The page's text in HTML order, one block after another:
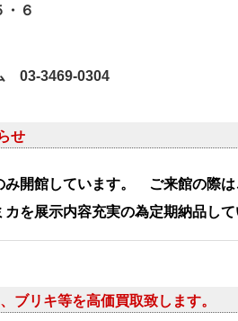
６
03-3469-0304
せ
み開館しています。 ご来館の際は
を展示内容充実の為定期納品し
ブリキ等を高価買取致します。